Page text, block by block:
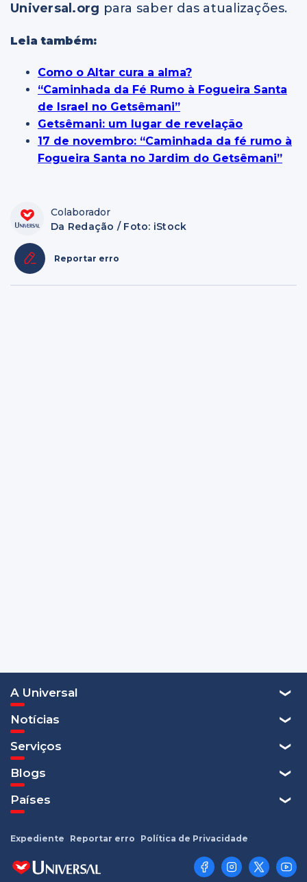
Universal.org para saber das atualizações.
Leia também:
Como o Altar cura a alma?
“Caminhada da Fé Rumo à Fogueira Santa
de Israel no Getsêmani”
Getsêmani: um lugar de revelação
17 de novembro: “Caminhada da fé rumo à
Fogueira Santa no Jardim do Getsêmani”
Colaborador
Da Redação / Foto: iStock
Reportar erro
A Universal
Notícias
Serviços
Blogs
Países
Expediente Reportar erro Política de Privacidade